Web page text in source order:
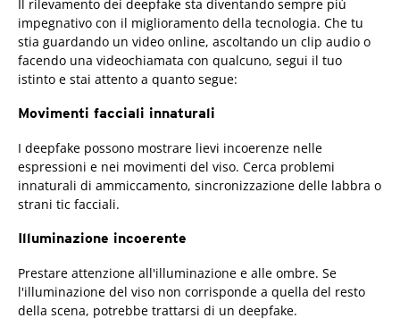
Il rilevamento dei deepfake sta diventando sempre più
impegnativo con il miglioramento della tecnologia. Che tu
stia guardando un video online, ascoltando un clip audio o
facendo una videochiamata con qualcuno, segui il tuo
istinto e stai attento a quanto segue:
Movimenti facciali innaturali
I deepfake possono mostrare lievi incoerenze nelle
espressioni e nei movimenti del viso. Cerca problemi
innaturali di ammiccamento, sincronizzazione delle labbra o
strani tic facciali.
Illuminazione incoerente
Prestare attenzione all'illuminazione e alle ombre. Se
l'illuminazione del viso non corrisponde a quella del resto
della scena, potrebbe trattarsi di un deepfake.